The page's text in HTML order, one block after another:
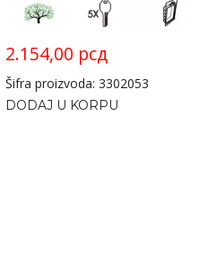
2.154,00 рсд
Šifra proizvoda: 3302053
DODAJ U KORPU